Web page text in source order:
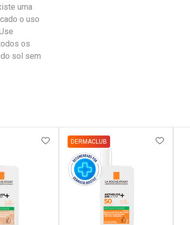
uma
o uso
os
sol sem
ADICIONAR AOS FAVORITOS
DERMACLUB